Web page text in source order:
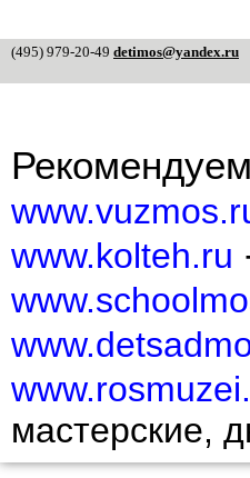
(495) 979-20-49 detimos@yandex.ru
www.kolteh.ru
мастерские,